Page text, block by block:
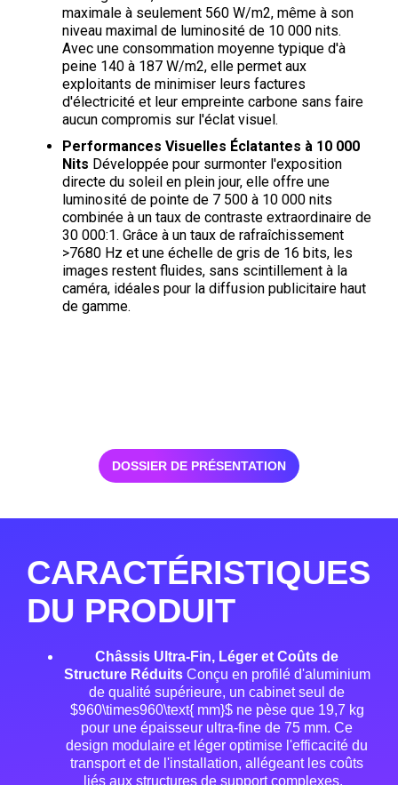
maximale à seulement 560 W/m2, même à son
niveau maximal de luminosité de 10 000 nits.
Avec une consommation moyenne typique d'à
peine 140 à 187 W/m2, elle permet aux
exploitants de minimiser leurs factures
d'électricité et leur empreinte carbone sans faire
aucun compromis sur l'éclat visuel .
Performances Visuelles Éclatantes à 10 000
Nits Développée pour surmonter l'exposition
directe du soleil en plein jour, elle offre une
luminosité de pointe de 7 500 à 10 000 nits
combinée à un taux de contraste extraordinaire de
30 000:1. Grâce à un taux de rafraîchissement
>7680 Hz et une échelle de gris de 16 bits, les
images restent fluides, sans scintillement à la
caméra, idéales pour la diffusion publicitaire haut
de gamme.
DOSSIER DE PRÉSENTATION
CARACTÉRISTIQUES
DU PRODUIT
Châssis Ultra-Fin, Léger et Coûts de
Structure RéduitsConçu en profilé d'aluminium
de qualité supérieure, un cabinet seul de
$960\times960\text{ mm}$ ne pèse que 19,7 kg
pour une épaisseur ultra-fine de 75 mm. Ce
design modulaire et léger optimise l'efficacité du
transport et de l'installation, allégeant les coûts
liés aux structures de support complexes.